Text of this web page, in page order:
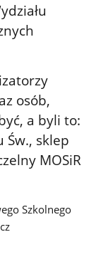
osób,
a byli to:
Św., sklep
MOSiR
Szkolnego